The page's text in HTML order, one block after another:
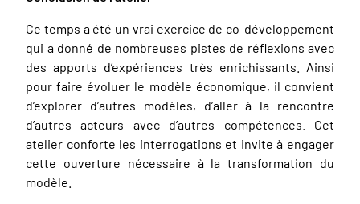
Ce temps a été un vrai exercice de co-développement
qui a donné de nombreuses pistes de réflexions avec
des apports d’expériences très enrichissants. Ainsi
pour faire évoluer le modèle économique, il convient
d’explorer d’autres modèles, d’aller à la rencontre
d’autres acteurs avec d’autres compétences. Cet
atelier conforte les interrogations et invite à engager
cette ouverture nécessaire à la transformation du
modèle.